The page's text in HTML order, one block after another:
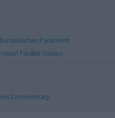
Europäisches Parlament
Parallel Corups
Commentary